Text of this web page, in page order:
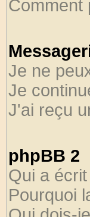
Comment
Je ne
Je
J'ai reçu
phpBB 2
Qui a
Pourquoi